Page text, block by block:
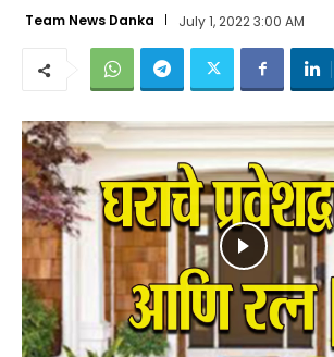
Team News Danka July 1, 2022 3:00 AM